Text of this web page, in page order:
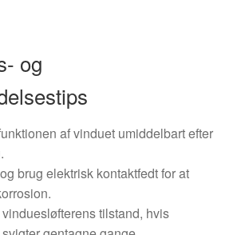
og
af vinduet umiddelbart efter
brug elektrisk kontaktfedt for at
tilstand, hvis